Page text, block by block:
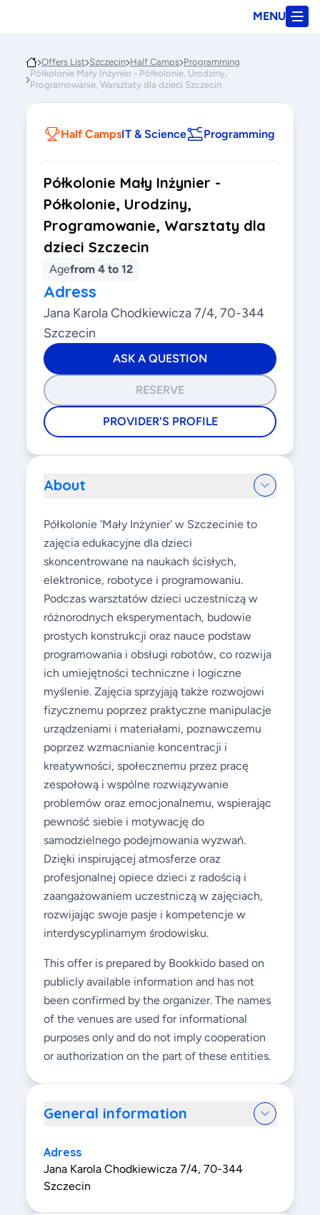
MENU
Offers List Szczecin Half Camps Programming
Półkolonie Mały Inżynier - Półkolonie, Urodziny,
Programowanie, Warsztaty dla dzieci Szczecin
Half CampsIT & Science Programming
Półkolonie Mały Inżynier -
Półkolonie, Urodziny,
Programowanie, Warsztaty dla
dzieci Szczecin
Agefrom 4 to 12
Adress
Jana Karola Chodkiewicza 7/4, 70-344
Szczecin
ASK A QUESTION
RESERVE
PROVIDER'S PROFILE
About
Półkolonie 'Mały Inżynier' w Szczecinie to
zajęcia edukacyjne dla dzieci
skoncentrowane na naukach ścisłych,
elektronice, robotyce i programowaniu.
Podczas warsztatów dzieci uczestniczą w
różnorodnych eksperymentach, budowie
prostych konstrukcji oraz nauce podstaw
programowania i obsługi robotów, co rozwija
ich umiejętności techniczne i logiczne
myślenie. Zajęcia sprzyjają także rozwojowi
fizycznemu poprzez praktyczne manipulacje
urządzeniami i materiałami, poznawczemu
poprzez wzmacnianie koncentracji i
kreatywności, społecznemu przez pracę
zespołową i wspólne rozwiązywanie
problemów oraz emocjonalnemu, wspierając
pewność siebie i motywację do
samodzielnego podejmowania wyzwań.
Dzięki inspirującej atmosferze oraz
profesjonalnej opiece dzieci z radością i
zaangażowaniem uczestniczą w zajęciach,
rozwijając swoje pasje i kompetencje w
interdyscyplinarnym środowisku.
This offer is prepared by Bookkido based on
publicly available information and has not
been confirmed by the organizer. The names
of the venues are used for informational
purposes only and do not imply cooperation
or authorization on the part of these entities.
General information
Adress
Jana Karola Chodkiewicza 7/4, 70-344
Szczecin